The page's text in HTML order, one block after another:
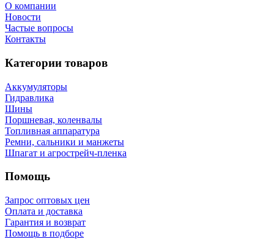
О компании
Новости
Частые вопросы
Контакты
Категории товаров
Аккумуляторы
Гидравлика
Шины
Поршневая, коленвалы
Топливная аппаратура
Ремни, сальники и манжеты
Шпагат и агрострейч-пленка
Помощь
Запрос оптовых цен
Оплата и доставка
Гарантия и возврат
Помощь в подборе